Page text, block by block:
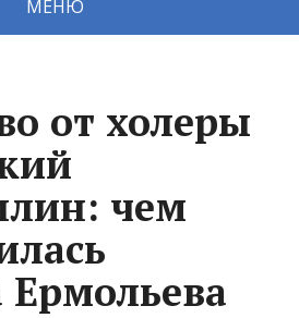
МЕНЮ
от холеры
чем